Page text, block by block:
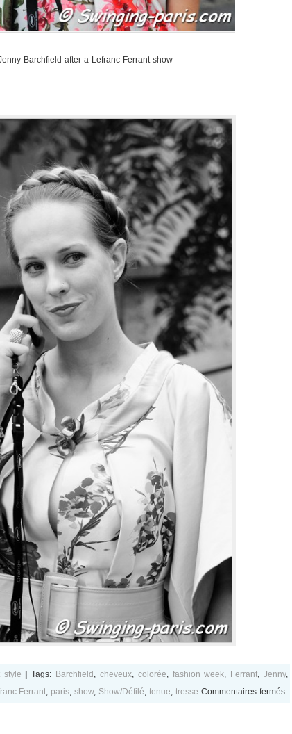
Barchfield after a Lefranc-Ferrant show
style Tags: Barchfield , cheveux, colorée, fashion week, Ferrant,Jenny,
, paris, show, Show/Défilé, tenue, tresse Commentaires ferméssur